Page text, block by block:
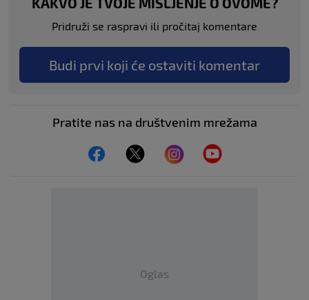
Pridruži se raspravi ili pročitaj komentare
Budi prvi koji će ostaviti komentar
Pratite nas na društvenim mrežama
Oglas